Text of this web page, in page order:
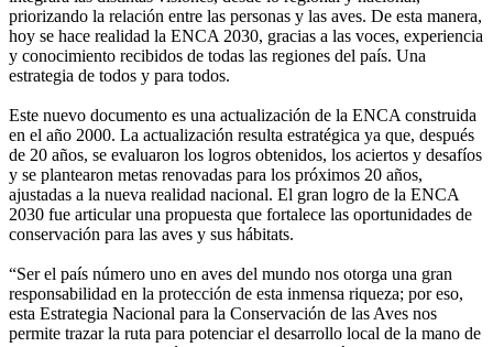
priorizando la relación entre las personas y las aves. De esta manera,
hoy se hace realidad la ENCA 2030, gracias a las voces, experiencia
y conocimiento recibidos de todas las regiones del país. Una
estrategia de todos y para todos.
Este nuevo documento es una actualización de la ENCA construida
en el año 2000. La actualización resulta estratégica ya que, después
de 20 años, se evaluaron los logros obtenidos, los aciertos y desafíos
y se plantearon metas renovadas para los próximos 20 años,
ajustadas a la nueva realidad nacional. El gran logro de la ENCA
2030 fue articular una propuesta que fortalece las oportunidades de
conservación para las aves y sus hábitats.
“Ser el país número uno en aves del mundo nos otorga una gran
responsabilidad en la protección de esta inmensa riqueza; por eso,
esta Estrategia Nacional para la Conservación de las Aves nos
permite trazar la ruta para potenciar el desarrollo local de la mano de